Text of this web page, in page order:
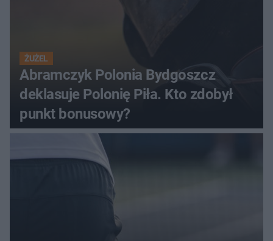
ŻUŻEL
Abramczyk Polonia Bydgoszcz
deklasuje Polonię Piła. Kto zdobył
punkt bonusowy?